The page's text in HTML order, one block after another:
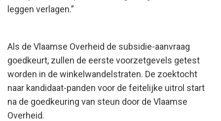
leggen verlagen.”
Als de Vlaamse Overheid de subsidie-aanvraag
goedkeurt, zullen de eerste voorzetgevels getest
worden in de winkelwandelstraten. De zoektocht
naar kandidaat-panden voor de feitelijke uitrol start
na de goedkeuring van steun door de Vlaamse
Overheid.